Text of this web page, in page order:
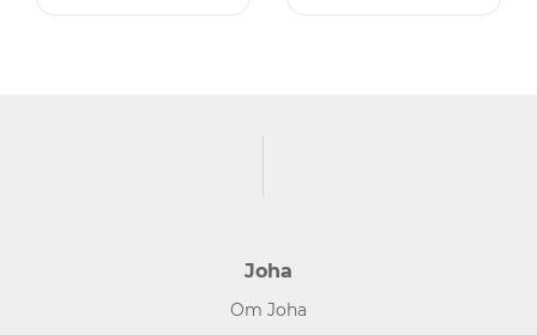
Joha
Om Joha